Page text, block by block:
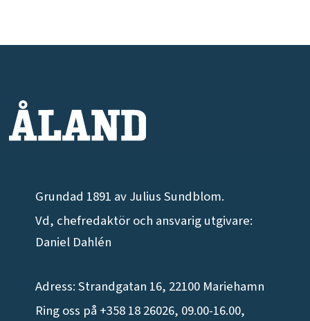
Grundad 1891 av Julius Sundblom.
Vd, chefredaktör och ansvarig utgivare:
Daniel Dahlén
Adress: Strandgatan 16, 22100 Mariehamn
Ring oss på +358 18 26026, 09.00-16.00,